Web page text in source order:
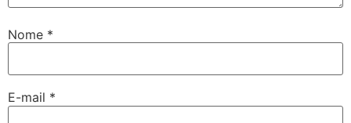
Nome *
E-mail *